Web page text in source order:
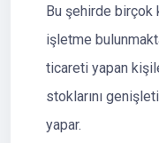
Bu şehirde birçok
işletme
ticareti yapan
stoklarını
yapar.